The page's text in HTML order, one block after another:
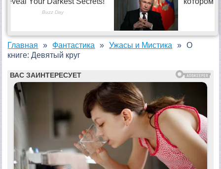
Главная Фантастика Ужасы и Мистика
О
книге: Девятый круг